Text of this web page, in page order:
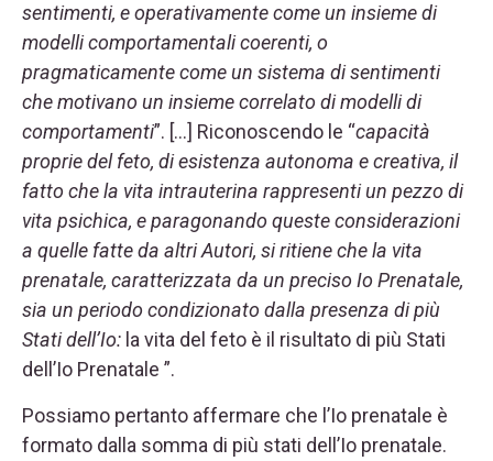
sentimenti, e operativamente come un insieme di
modelli comportamentali coerenti, o
pragmaticamente come un sistema di sentimenti
che motivano un insieme correlato di modelli di
comportamenti”. […] Riconoscendo le “capacità
proprie del feto, di esistenza autonoma e creativa, il
fatto che la vita intrauterina rappresenti un pezzo di
vita psichica, e paragonando queste considerazioni
a quelle fatte da altri Autori, si ritiene che la vita
prenatale, caratterizzata da un preciso Io Prenatale,
sia un periodo condizionato dalla presenza di più
Stati dell’Io: la vita del feto è il risultato di più Stati
dell’Io Prenatale ”.
Possiamo pertanto affermare che l’Io prenatale è
formato dalla somma di più stati dell’Io prenatale.